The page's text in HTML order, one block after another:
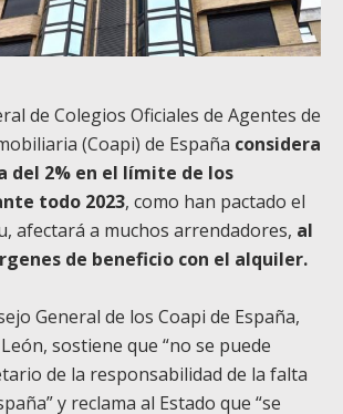
de Colegios Oficiales de Agentes de
(Coapi) de España considera
del 2% en el límite de los
todo 2023, como han pactado el
afectará a muchos arrendadores, al
de beneficio con el alquiler.
General de los Coapi de España,
sostiene que “no se puede
de la responsabilidad de la falta
y reclama al Estado que “se